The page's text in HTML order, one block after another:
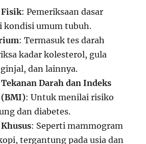
Fisik: Pemeriksaan dasar
kondisi umum tubuh.
: Termasuk tes darah
kadar kolesterol, gula
dan lainnya.
Darah dan Indeks
(BMI): Untuk menilai risiko
dan diabetes.
: Seperti mammogram
tergantung pada usia dan